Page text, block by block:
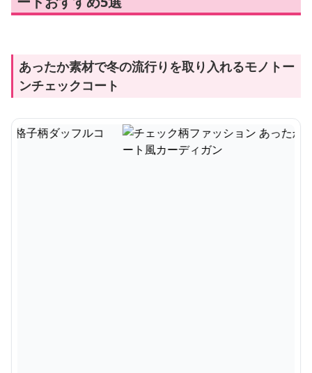
あったか素材で冬の流行りを取り入れるモノトー
ンチェックコート